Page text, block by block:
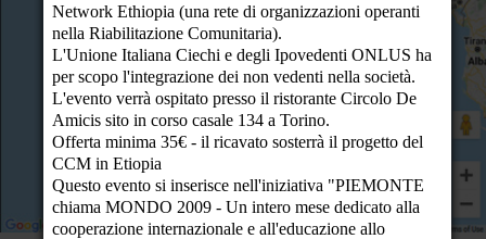
23
Network Ethiopia (una rete di organizzazioni operanti
nella Riabilitazione Comunitaria).
L'Unione Italiana Ciechi e degli Ipovedenti ONLUS ha
per scopo l'integrazione dei non vedenti nella società.
L'evento verrà ospitato presso il ristorante Circolo De
Amicis sito in corso casale 134 a Torino.
Offerta minima 35€ - il ricavato sosterrà il progetto del
CCM in Etiopia
Questo evento si inserisce nell'iniziativa "PIEMONTE
chiama MONDO 2009 - Un intero mese dedicato alla
cooperazione internazionale e all'educazione allo